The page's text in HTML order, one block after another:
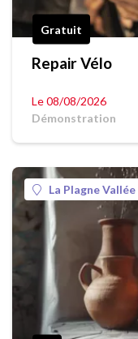
Gratuit
Repair Vélo
Le 08/08/2026
Démonstration
La Plagne Vallée